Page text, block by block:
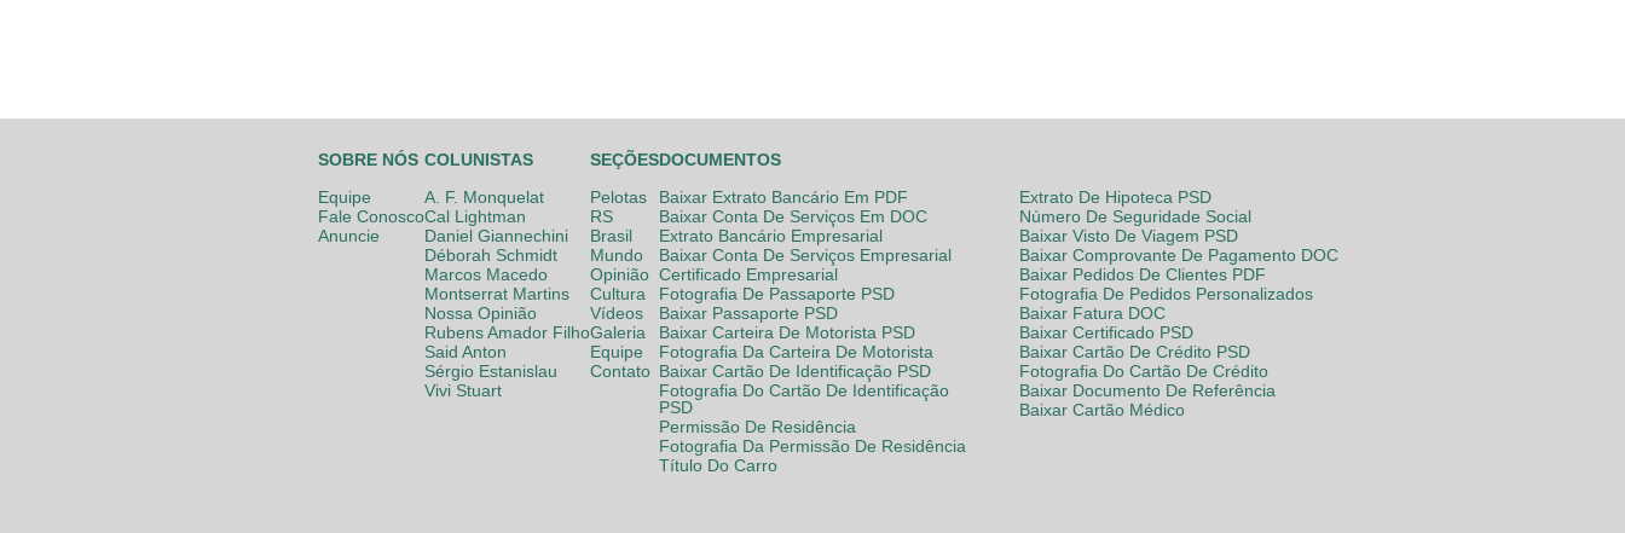
SOBRE NÓS
Equipe
Fale Conosco
Anuncie
COLUNISTAS
A. F. Monquelat
Cal Lightman
Daniel Giannechini
Déborah Schmidt
Marcos Macedo
Montserrat Martins
Nossa Opinião
Rubens Amador Filho
Said Anton
Sérgio Estanislau
Vivi Stuart
SEÇÕES
Pelotas
RS
Brasil
Mundo
Opinião
Cultura
Vídeos
Galeria
Equipe
Contato
DOCUMENTOS
Baixar Extrato Bancário Em PDF
Baixar Conta De Serviços Em DOC
Extrato Bancário Empresarial
Baixar Conta De Serviços Empresarial
Certificado Empresarial
Fotografia De Passaporte PSD
Baixar Passaporte PSD
Baixar Carteira De Motorista PSD
Fotografia Da Carteira De Motorista
Baixar Cartão De Identificação PSD
Fotografia Do Cartão De Identificação
PSD
Permissão De Residência
Fotografia Da Permissão De Residência
Título Do Carro
Extrato De Hipoteca PSD
Número De Seguridade Social
Baixar Visto De Viagem PSD
Baixar Comprovante De Pagamento DOC
Baixar Pedidos De Clientes PDF
Fotografia De Pedidos Personalizados
Baixar Fatura DOC
Baixar Certificado PSD
Baixar Cartão De Crédito PSD
Fotografia Do Cartão De Crédito
Baixar Documento De Referência
Baixar Cartão Médico